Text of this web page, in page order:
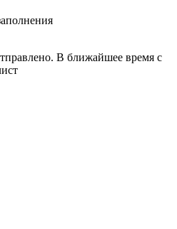
В ближайшее время с